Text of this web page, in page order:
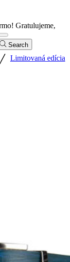
Gratulujeme,
Search
/ Limitovaná edícia